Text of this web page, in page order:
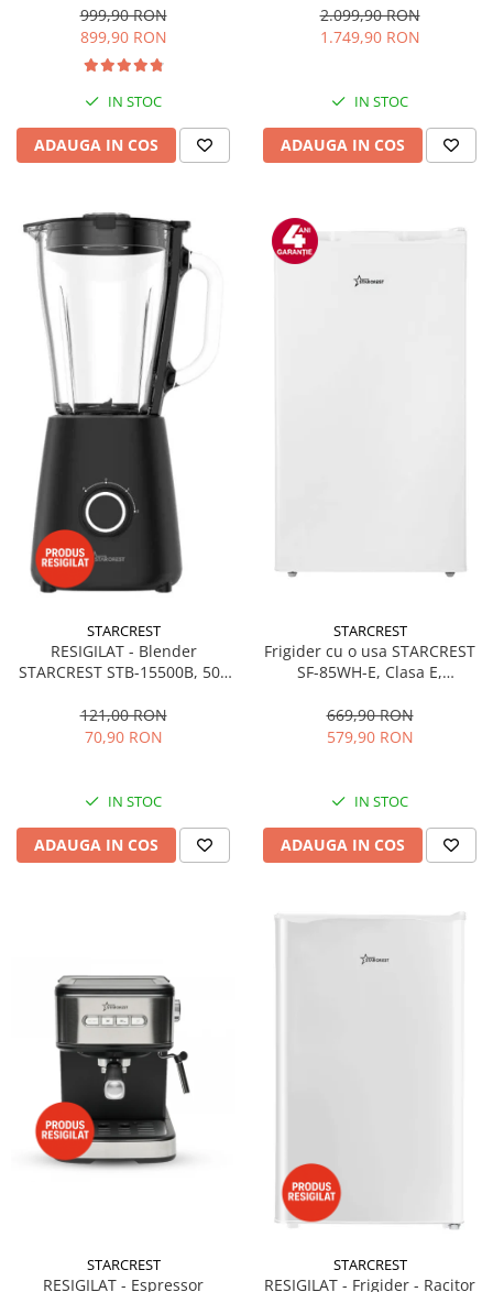
83.2 cm, Negru
999,90 RON
899,90 RON
IN STOC
ADAUGA IN COS
LED, H 141 cm, Negru
2.099,90 RON
1.749,90 RON
IN STOC
ADAUGA IN COS
STARCREST
RESIGILAT - Blender
STARCREST STB-15500B, 500
Pulse, Negru
121,00 RON
70,90 RON
IN STOC
ADAUGA IN COS
STARCREST
Frigider cu o usa STARCREST
SF-85WH-E, Clasa E,
interioara, Compartiment
gheata, H 82 cm, Alb
669,90 RON
579,90 RON
IN STOC
ADAUGA IN COS
STARCREST
RESIGILAT - Espressor
STARCREST
RESIGILAT - Frigider - Racitor